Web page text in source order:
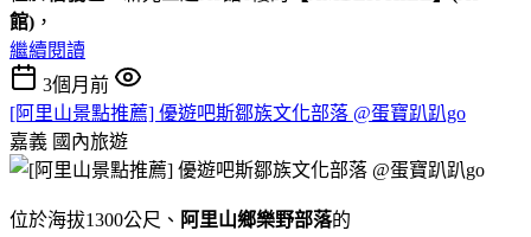
館) ，
繼續閱讀
3個月前
[阿里山景點推薦] 優遊吧斯鄒族文化部落 @蛋寶趴趴go
嘉義 國內旅遊
位於海拔1300公尺、 阿里山鄉樂野部落的